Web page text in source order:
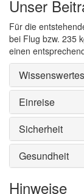
Unser
Für die
bei Flug bzw. 235
einen
Wissenswertes
Einreise
Sicherheit
Gesundheit
Hinweise